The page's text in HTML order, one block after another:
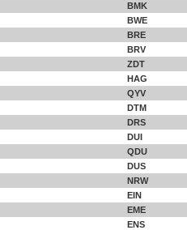
BMK
BWE
BRE
BRV
ZDT
HAG
QYV
DTM
DRS
DUI
QDU
DUS
NRW
EIN
EME
ENS